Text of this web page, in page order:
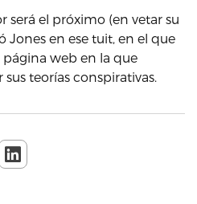
será el próximo (en vetar su
Jones en ese tuit, en el que
web en la que
teorías conspirativas.